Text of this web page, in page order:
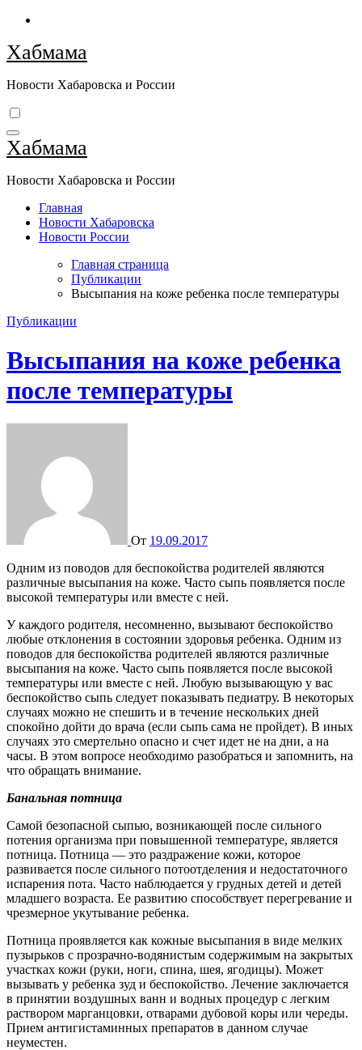
Перейти
содержимому
Хабмама
Новости Хабаровска и России
Хабмама
Новости Хабаровска и России
Главная
Новости Хабаровска
Новости России
Главная страница
Публикации
Высыпания на коже ребенка после температуры
Публикации
Высыпания на коже ребенка
после температуры
От 19.09.2017
Одним из поводов для беспокойства родителей являются
различные высыпания на коже. Часто сыпь появляется после
высокой температуры или вместе с ней.
У каждого родителя, несомненно, вызывают беспокойство
любые отклонения в состоянии здоровья ребенка. Одним из
поводов для беспокойства родителей являются различные
высыпания на коже. Часто сыпь появляется после высокой
температуры или вместе с ней. Любую вызывающую у вас
беспокойство сыпь следует показывать педиатру. В некоторых
случаях можно не спешить и в течение нескольких дней
спокойно дойти до врача (если сыпь сама не пройдет). В иных
случаях это смертельно опасно и счет идет не на дни, а на
часы. В этом вопросе необходимо разобраться и запомнить, на
что обращать внимание.
Банальная потница
Самой безопасной сыпью, возникающей после сильного
потения организма при повышенной температуре, является
потница. Потница — это раздражение кожи, которое
развивается после сильного потоотделения и недостаточного
испарения пота. Часто наблюдается у грудных детей и детей
младшего возраста. Ее развитию способствует перегревание и
чрезмерное укутывание ребенка.
Потница проявляется как кожные высыпания в виде мелких
пузырьков с прозрачно-водянистым содержимым на закрытых
участках кожи (руки, ноги, спина, шея, ягодицы). Может
вызывать у ребенка зуд и беспокойство. Лечение заключается
в принятии воздушных ванн и водных процедур с легким
раствором марганцовки, отварами дубовой коры или череды.
Прием антигистаминных препаратов в данном случае
неуместен.